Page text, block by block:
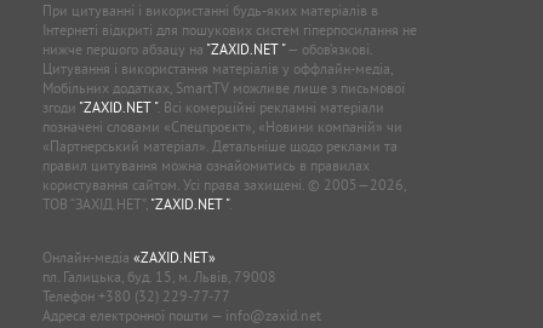
При цитуванні і використанні будь-яких матеріалів в
Інтернеті відкриті для пошукових систем гіперпосилання не
нижче першого абзацу на "ZAXID.NET "— обов’язкові.
Цитування і використання матеріалів у оффлайн-медіа,
Мобільних додатках, SmartTV можливе лише з письмової
згоди "ZAXID.NET ". Всі комерційні рекламні матеріали
позначені словами «Спецпроєкт», «Новини компаній» чи
«Партнерський матеріал». Детальніше щодо реклами та
правил цитування можна ознайомитись в правилах
користування сайтом. Усі права захищені. © 2005—2026,
ТОВ “ЗАХІД.НЕТ”, "ZAXID.NET ".
Онлайн-медіа «ZAXID.NET»
пл. Галицька, буд. 15, м. Львів, 79008
Телефон +380 (32) 229-77-77
Адреса електронної пошти — info@zaxid.net